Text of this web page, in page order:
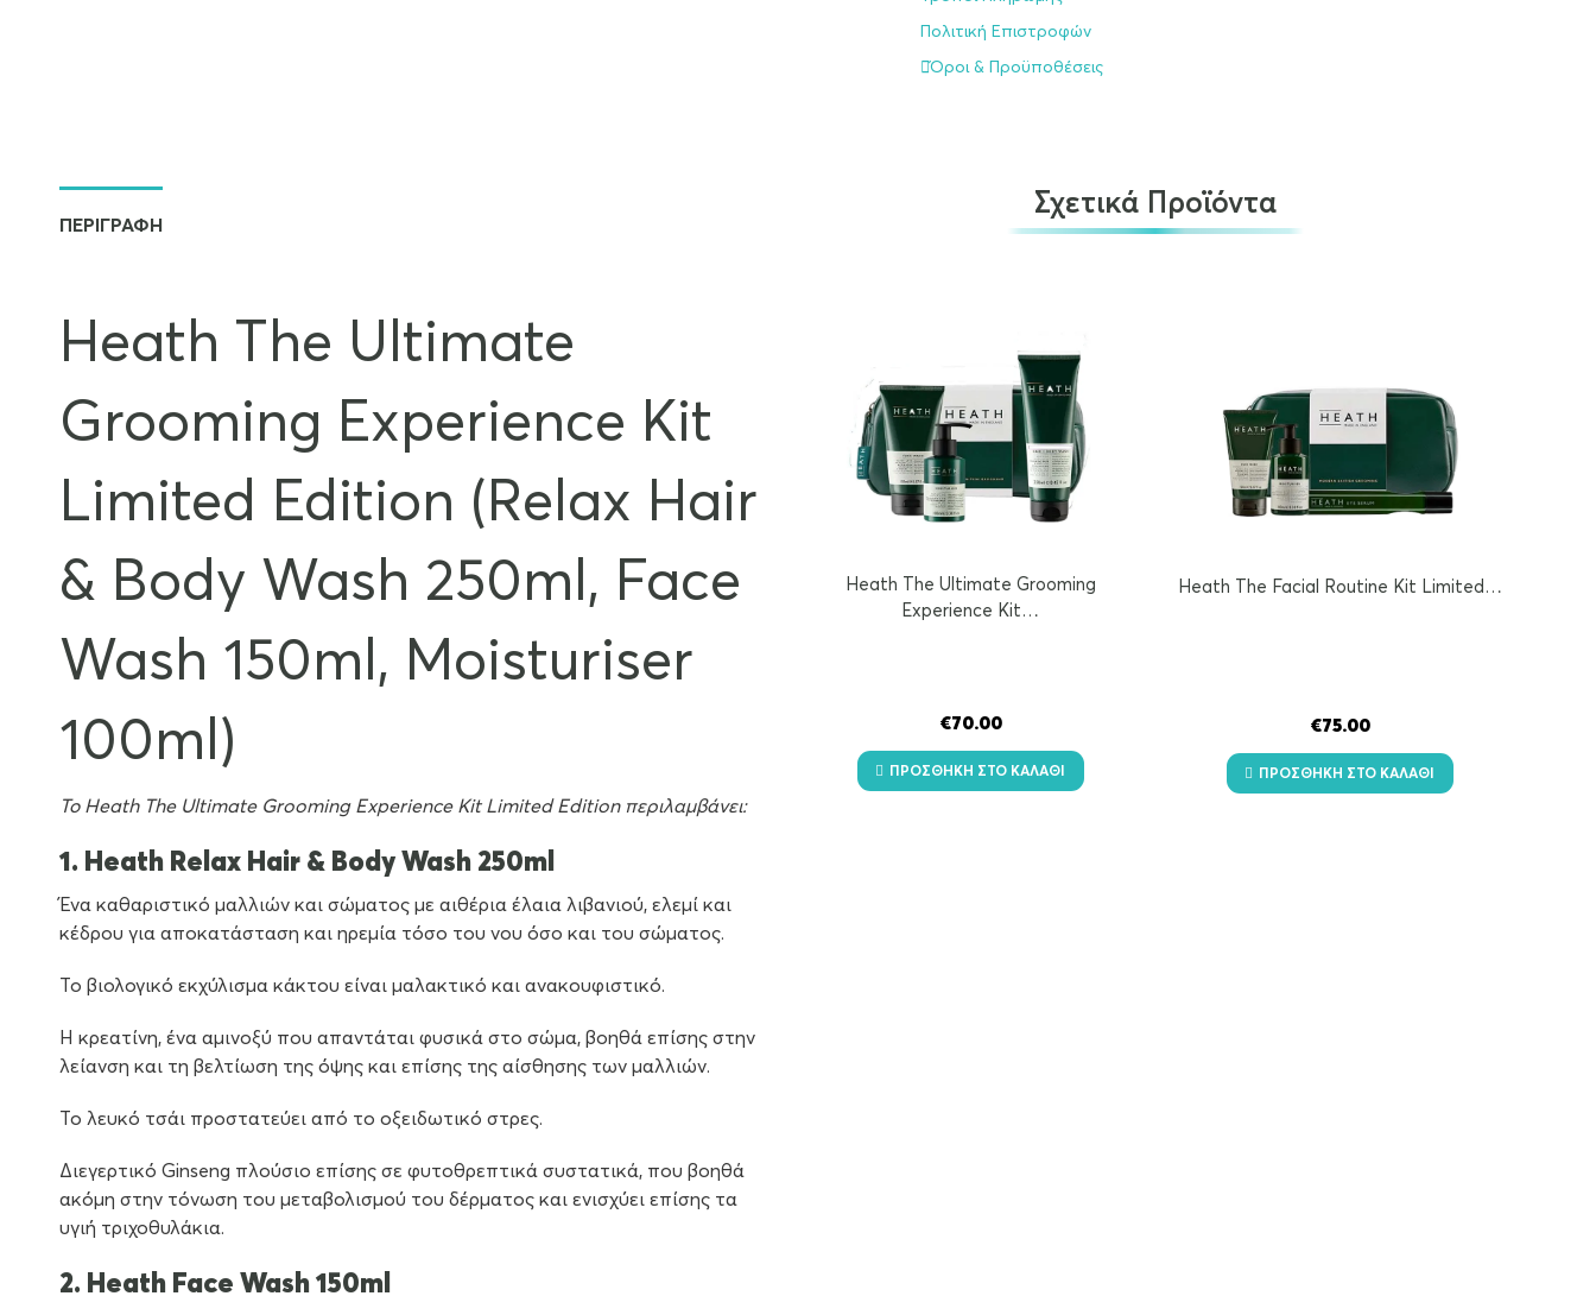
Πολιτική Επιστροφών
Όροι & Προϋποθέσεις
ΠΕΡΙΓΡΑΦΉ
Heath The Ultimate
Grooming Experience Kit
Limited Edition (Relax Hair
& Body Wash 250ml, Face
Wash 150ml, Moisturiser
100ml)
Το Heath The Ultimate Grooming Experience Kit Limited Edition περιλαμβάνει:
1. Heath Relax Hair & Body Wash 250ml
Ένα καθαριστικό μαλλιών και σώματος με αιθέρια έλαια λιβανιού, ελεμί και
κέδρου για αποκατάσταση και ηρεμία τόσο του νου όσο και του σώματος.
Το βιολογικό εκχύλισμα κάκτου είναι μαλακτικό και ανακουφιστικό.
Η κρεατίνη, ένα αμινοξύ που απαντάται φυσικά στο σώμα, βοηθά επίσης στην
λείανση και τη βελτίωση της όψης και επίσης της αίσθησης των μαλλιών.
Το λευκό τσάι προστατεύει από το οξειδωτικό στρες.
Διεγερτικό Ginseng πλούσιο επίσης σε φυτοθρεπτικά συστατικά, που βοηθά
ακόμη στην τόνωση του μεταβολισμού του δέρματος και ενισχύει επίσης τα
υγιή τριχοθυλάκια.
2. Heath Face Wash 150ml
Σχετικά Προϊόντα
Heath The Ultimate Grooming
Experience Kit…
€70.00
ΠΡΟΣΘΉΚΗ ΣΤΟ ΚΑΛΆΘΙ
Heath The Facial Routine Kit Limited…
€75.00
ΠΡΟΣΘΉΚΗ ΣΤΟ ΚΑΛΆΘΙ